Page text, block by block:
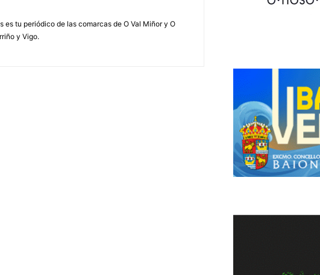
es tu periódico de las comarcas de O Val Miñor y O
y Vigo.